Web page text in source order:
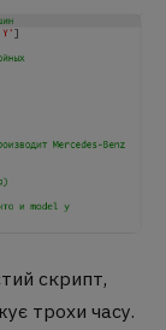
скрипт,
трохи часу.